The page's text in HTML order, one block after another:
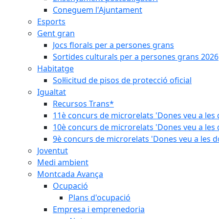
Coneguem l'Ajuntament
Esports
Gent gran
Jocs florals per a persones grans
Sortides culturals per a persones grans 2026
Habitatge
Sol·licitud de pisos de protecció oficial
Igualtat
Recursos Trans*
11è concurs de microrelats 'Dones veu a les
10è concurs de microrelats 'Dones veu a les
9è concurs de microrelats 'Dones veu a les
Joventut
Medi ambient
Montcada Avança
Ocupació
Plans d'ocupació
Empresa i emprenedoria